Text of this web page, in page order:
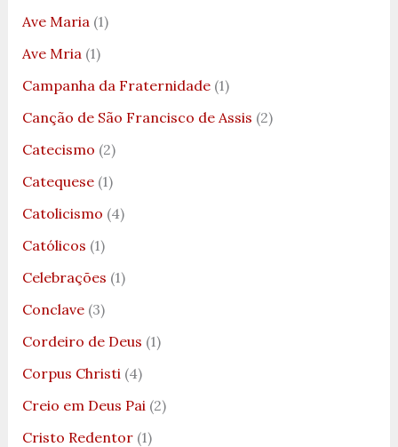
Ave Maria (1)
Ave Mria (1)
Campanha da Fraternidade(1)
Canção de São Francisco de Assis (2)
Catecismo (2)
Catequese(1)
Catolicismo (4)
Católicos (1)
Celebrações (1)
Conclave(3)
Cordeiro de Deus (1)
Corpus Christi (4)
Creio em Deus Pai (2)
Cristo Redentor(1)